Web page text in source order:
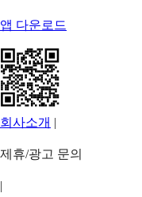
앱 다운로드
회사소개 |
제휴/광고 문의
|